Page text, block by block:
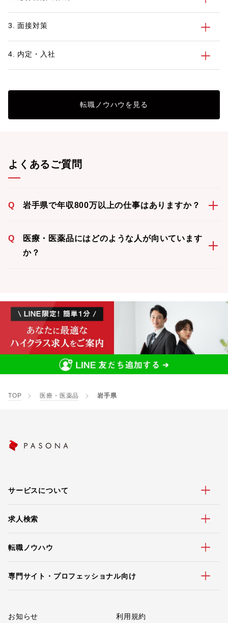
数在籍しておりますので、転職や採用に関
しての情報収集やお困りごとがあれば、ぜ
ひパソナへご連絡ください。
3. 面接対策
4. 内定・入社
転職ノウハウを見る
よくあるご質問
Q 岩手県で年収800万以上の仕事はありますか？
Q
医療・医薬品にはどのような人が向いています
か？
TOP 医療・医薬品 岩手県
サービスについて
求人検索
転職ノウハウ
専門サイト・プロフェッショナル向け
お知らせ 利用規約